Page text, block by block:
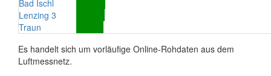
Bad Ischl
Lenzing 3
Traun
Es handelt sich um vorläufige Online-Rohdaten aus dem
Luftmessnetz.